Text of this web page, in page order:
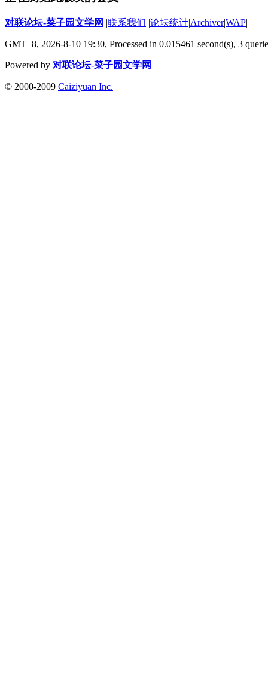
对联论坛-菜子园文学网 |联系我们 |论坛统计|Archiver|WAP|
GMT+8, 2026-8-10 19:30, Processed in 0.015461 second(s), 3
Powered by 对联论坛-菜子园文学网
© 2000-2009 Caiziyuan Inc.